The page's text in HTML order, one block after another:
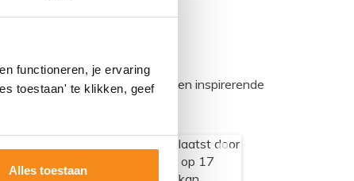
functioneren, je ervaring
toestaan' te klikken, geef
Alles toestaan
Samen bouwen we een inspirerende